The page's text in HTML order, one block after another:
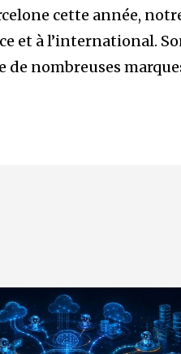
cette année,
et à l’international.
nombreuses